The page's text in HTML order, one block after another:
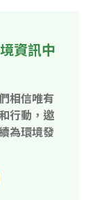
資訊中
相信唯有
行動，邀
為環境發